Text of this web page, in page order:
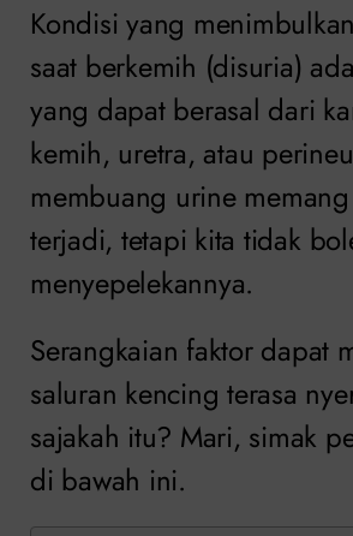
Kondisi yang
saat berkemih (disuria)
yang dapat berasal dari
kemih, uretra, atau
membuang urine
terjadi, tetapi kita tidak
menyepelekannya.
Serangkaian faktor dapat
saluran kencing terasa
sajakah itu? Mari, simak
di bawah ini.